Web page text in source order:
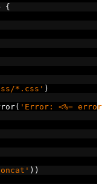
{
*.css' )
( 'Error: <%=
))